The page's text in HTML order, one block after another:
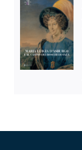
Cerca
English